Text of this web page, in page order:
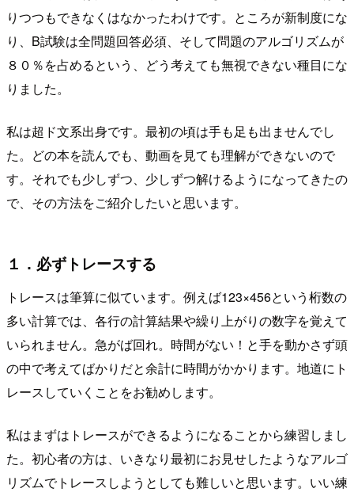
りつつもできなくはなかったわけです。ところが新制度にな
り、B試験は全問題回答必須、そして問題のアルゴリズムが
８０％を占めるという、どう考えても無視できない種目にな
りました。
私は超ド文系出身です。最初の頃は手も足も出ませんでし
た。どの本を読んでも、動画を見ても理解ができないので
す。それでも少しずつ、少しずつ解けるようになってきたの
で、その方法をご紹介したいと思います。
１．必ずトレースする
トレースは筆算に似ています。例えば123×456という桁数の
多い計算では、各行の計算結果や繰り上がりの数字を覚えて
いられません。急がば回れ。時間がない！と手を動かさず頭
の中で考えてばかりだと余計に時間がかかります。地道にト
レースしていくことをお勧めします。
私はまずはトレースができるようになることから練習しまし
た。初心者の方は、いきなり最初にお見せしたようなアルゴ
リズムでトレースしようとしても難しいと思います。いい練